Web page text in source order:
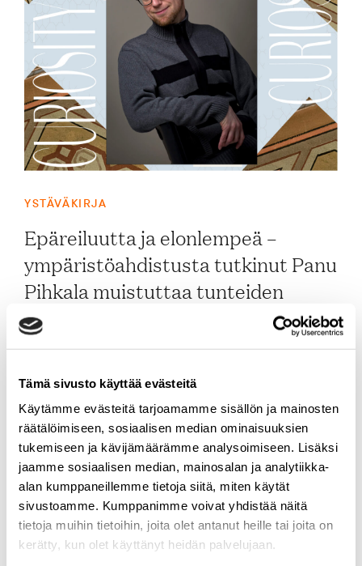
Tämä sivusto käyttää evästeitä
Käytämme evästeitä tarjoamamme sisällön ja mainosten
räätälöimiseen, sosiaalisen median ominaisuuksien
tukemiseen ja kävijämäärämme analysoimiseen. Lisäksi
jaamme sosiaalisen median, mainosalan ja analytiikka-
alan kumppaneillemme tietoja siitä, miten käytät
sivustoamme. Kumppanimme voivat yhdistää näitä
tietoja muihin tietoihin, joita olet antanut heille tai joita on
kerätty, kun olet käyttänyt heidän palvelujaan.
YSTÄVÄKIRJA
Epäreiluutta ja elonlempeä –
ympäristöahdistusta tutkinut Panu
Pihkala muistuttaa tunteiden
merkityksestä Puistokatu 4:n
ystäväkirjassa